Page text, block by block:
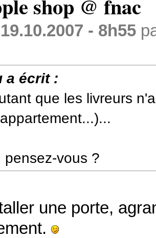
shop @ fnac
19.10.2007 - 8h55
a écrit :
que les livreurs
pensez-vous ?
une porte,